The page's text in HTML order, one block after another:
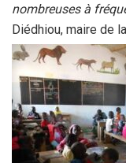
nombreuses à
Diédhiou, maire de